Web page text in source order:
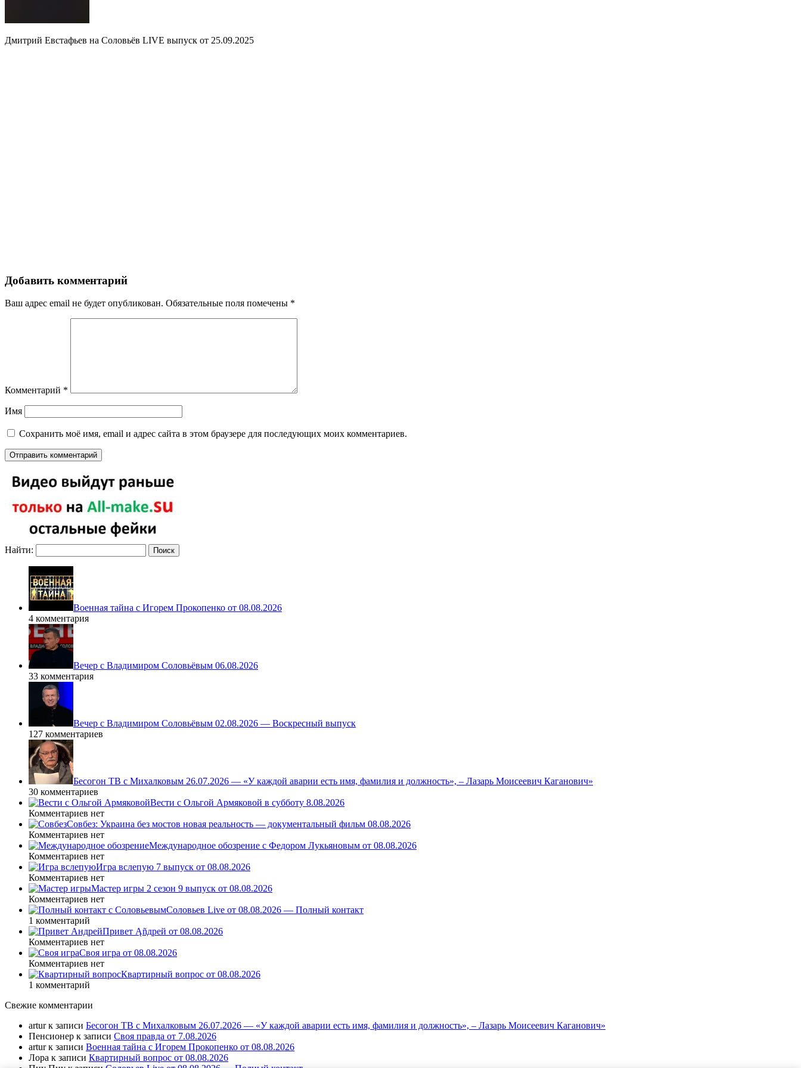
Дмитрий Евстафьев на Соловьёв LIVE выпуск от 25.09.2025
Добавить комментарий
Ваш адрес email не будет опубликован. Обязательные поля помечены *
Комментарий *
Имя
Сохранить моё имя, email и адрес сайта в этом браузере для последующих моих комментариев.
Найти:
Военная тайна с Игорем Прокопенко от 08.08.2026
4 комментария
Вечер с Владимиром Соловьёвым 06.08.2026
33 комментария
Вечер с Владимиром Соловьёвым 02.08.2026 — Воскресный выпуск
127 комментариев
Бесогон ТВ с Михалковым 26.07.2026 — «У каждой аварии есть имя, фамилия и должность», – Лазарь Моисеевич Каганович»
30 комментариев
Вести с Ольгой Армяковой в субботу 8.08.2026
Комментариев нет
Совбез: Украина без мостов новая реальность — документальный фильм 08.08.2026
Комментариев нет
Международное обозрение с Федором Лукьяновым от 08.08.2026
Комментариев нет
Игра вслепую 7 выпуск от 08.08.2026
Комментариев нет
Мастер игры 2 сезон 9 выпуск от 08.08.2026
Комментариев нет
Соловьев Live от 08.08.2026 — Полный контакт
1 комментарий
Привет Ąñдpей от 08.08.2026
Комментариев нет
Своя игра от 08.08.2026
Комментариев нет
Квартирный вопрос от 08.08.2026
1 комментарий
Свежие комментарии
arturк записи Бесогон ТВ с Михалковым 26.07.2026 — «У каждой аварии есть имя, фамилия и должность», – Лазарь Моисеевич Каганович»
Пенсионер к записи Своя правда от 7.08.2026
arturк записи Военная тайна с Игорем Прокопенко от 08.08.2026
Лора к записи Квартирный вопрос от 08.08.2026